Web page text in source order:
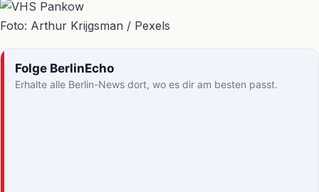
Foto: Arthur Krijgsman / Pexels
Folge BerlinEcho
Erhalte alle Berlin-News dort, wo es dir am besten passt.